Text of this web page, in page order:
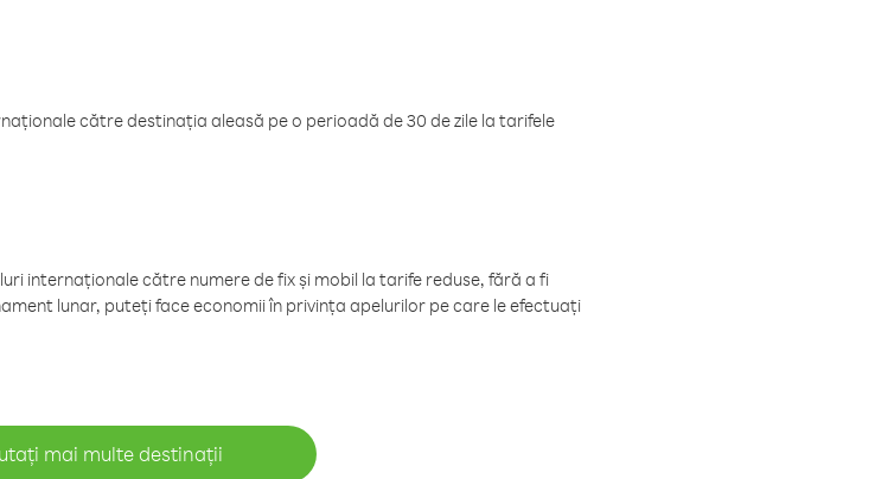
către destinația aleasă pe o perioadă de 30 de zile la tarifele
internaționale către numere de fix și mobil la tarife reduse, fără a fi
lunar, puteți face economii în privința apelurilor pe care le efectuați
mai multe destinații